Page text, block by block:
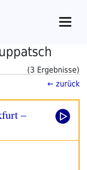
(3 Ergebnisse)
← zurück
–